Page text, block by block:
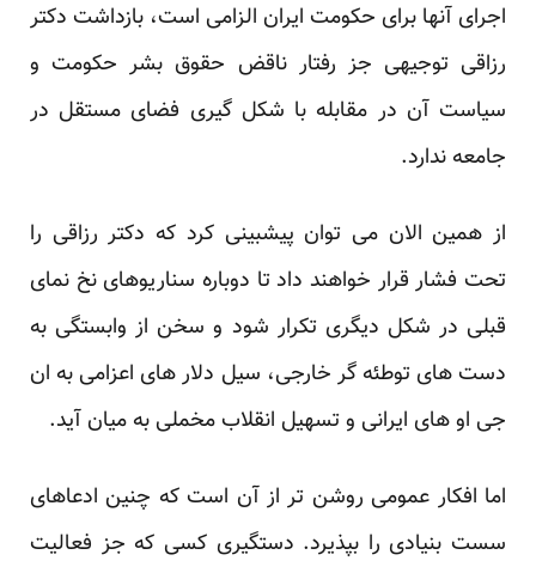
اجرای آنها برای حکومت ایران الزامی است، بازداشت ‏دکتر
رزاقی توجیهی جز رفتار ناقض حقوق بشر حکومت و
سیاست آن در مقابله با شکل گیری فضای مستقل در
‏جامعه ندارد. ‏
از همین الان می توان پیشبینی کرد که دکتر رزاقی را
تحت فشار قرار خواهند داد تا دوباره سناریوهای نخ نمای
‏قبلی در شکل دیگری تکرار شود و سخن از وابستگی به
دست های توطئه گر خارجی، سیل دلار های اعزامی به ‏ان
جی او های ایرانی و تسهیل انقلاب مخملی به میان آید.‏
اما افکار عمومی روشن تر از آن است که چنین ادعاهای
سست بنیادی را بپذیرد. دستگیری کسی که جز فعالیت